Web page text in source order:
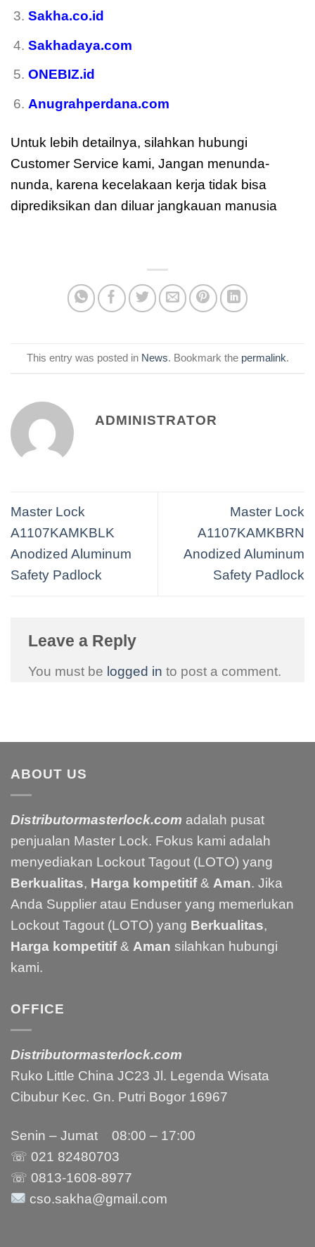
Sakha.co.id
Sakhadaya.com
ONEBIZ.id
Anugrahperdana.com
Untuk lebih detailnya, silahkan hubungi
Customer Service kami, Jangan menunda-
nunda, karena kecelakaan kerja tidak bisa
diprediksikan dan diluar jangkauan manusia
This entry was posted in News. Bookmark the permalink.
ADMINISTRATOR
Master Lock
A1107KAMKBLK
Anodized Aluminum
Safety Padlock
Master Lock
A1107KAMKBRN
Anodized Aluminum
Safety Padlock
Leave a Reply
You must be logged in to post a comment.
ABOUT US
Distributormasterlock.com adalah pusat
penjualan Master Lock. Fokus kami adalah
menyediakan Lockout Tagout (LOTO) yang
Berkualitas, Harga kompetitif& Aman. Jika
Anda Supplier atau Enduser yang memerlukan
Lockout Tagout (LOTO) yang Berkualitas,
Harga kompetitif& Aman silahkan hubungi
kami.
OFFICE
Distributormasterlock.com
Ruko Little China JC23 Jl. Legenda Wisata
Cibubur Kec. Gn. Putri Bogor 16967
Senin – Jumat 08:00 – 17:00
☏ 021 82480703
☏ 0813-1608-8977
cso.sakha@gmail.com